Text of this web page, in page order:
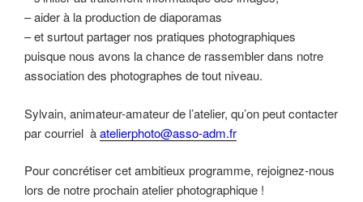
– aider à la production de diaporamas
– et surtout partager nos pratiques photographiques
puisque nous avons la chance de rassembler dans notre
association des photographes de tout niveau.
Sylvain, animateur-amateur de l’atelier, qu’on peut contacter
par courriel àatelierphoto@asso-adm.fr
Pour concrétiser cet ambitieux programme, rejoignez-nous
lors de notre prochain atelier photographique !